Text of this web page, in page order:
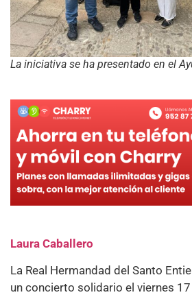
La iniciativa se ha presentado en el
Laura Caballero
La Real Hermandad del Santo
un concierto solidario el viernes